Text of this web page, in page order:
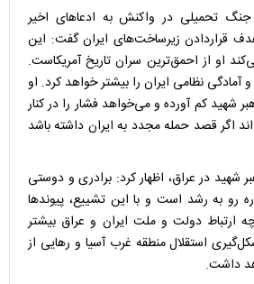
جنگ تحمیلی در واکنش به ادعا‌های اخیر
قراردادن زیرساخت‌های ایران گفت: این
او از احمق‌ترین سران تاریخ آمریکاست.
و آمادگی نظامی ایران را بیشتر خواهد کرد. او
شهید کم آورده و می‌خواهد فشار را در کنار
اگر قصد حمله مجدد به ایران داشته باشد
شهید در عراق، اظهار کرد: برادری و دوستی
رو به رشد است و با این تشییع، پیوند‌ها
ارتباط دولت و ملت ایران و عراق بیشتر
استقلال منطقه غرب آسیا و رهایی از
داشت.